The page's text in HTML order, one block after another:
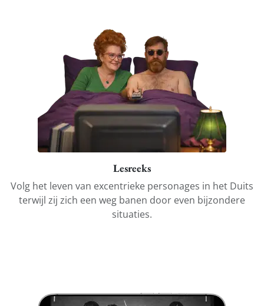
Lesreeks
Volg het leven van excentrieke personages in het Duits
terwijl zij zich een weg banen door even bijzondere
situaties.